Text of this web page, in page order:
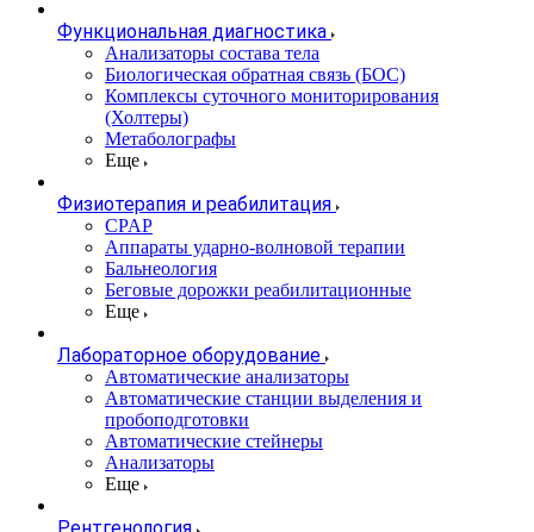
Функциональная диагностика
Анализаторы состава тела
Биологическая обратная связь (БОС)
Комплексы суточного мониторирования
(Холтеры)
Метаболографы
Еще
Физиотерапия и реабилитация
CPAP
Аппараты ударно-волновой терапии
Бальнеология
Беговые дорожки реабилитационные
Еще
Лабораторное оборудование
Автоматические анализаторы
Автоматические станции выделения и
пробоподготовки
Автоматические стейнеры
Анализаторы
Еще